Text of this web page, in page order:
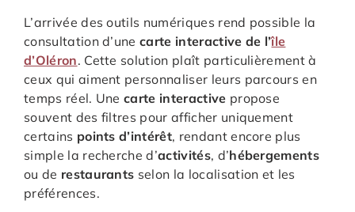
L’arrivée des outils numériques rend possible la
consultation d’unecarte interactive de l’île
d’Oléron. Cette solution plaît particulièrement à
ceux qui aiment personnaliser leurs parcours en
temps réel. Unecarte interactive propose
souvent des filtres pour afficher uniquement
certains points d’intérêt, rendant encore plus
simple la recherche d’activités, d’hébergements
ou de restaurants selon la localisation et les
préférences.